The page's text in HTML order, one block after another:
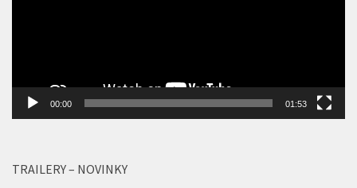
00:00 01:53
TRAILERY – NOVINKY